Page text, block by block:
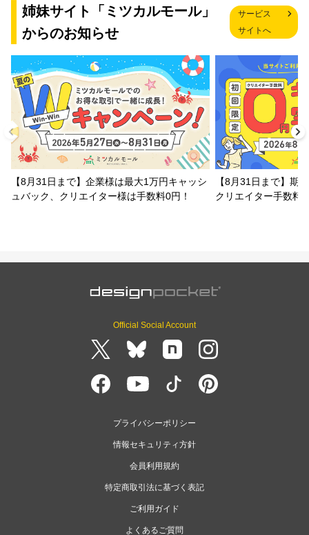
姉妹サイト「ミツカルモール」
からのお知らせ
サービス
サイトへ
【8月31日まで】企業様は最大1万円キャッシ
ュバック、クリエイター様は手数料0円！
【8月31日まで】期
クリエイター手数料
Official Social Account
プライバシーポリシー
情報セキュリティ方針
会員利用規約
特定商取引法に基づく表記
ご利用ガイド
よくあるご質問